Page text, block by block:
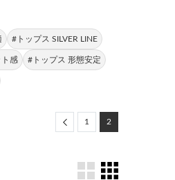
#トップス SILVER LINE
ト感 #トップス 形態安定
Previous
1 2